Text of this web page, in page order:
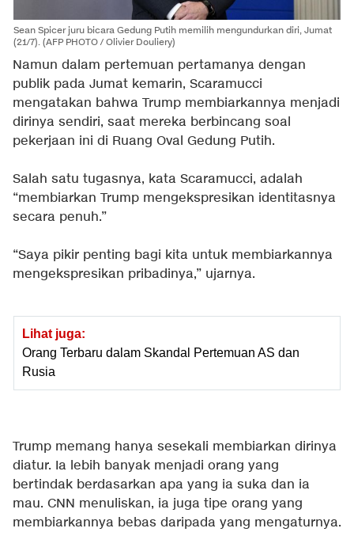
Sean Spicer juru bicara Gedung Putih memilih mengundurkan diri, Jumat
(21/7). (AFP PHOTO / Olivier Douliery)
Namun dalam pertemuan pertamanya dengan
publik pada Jumat kemarin, Scaramucci
mengatakan bahwa Trump membiarkannya menjadi
dirinya sendiri, saat mereka berbincang soal
pekerjaan ini di Ruang Oval Gedung Putih.
Salah satu tugasnya, kata Scaramucci, adalah
“membiarkan Trump mengekspresikan identitasnya
secara penuh.”
“Saya pikir penting bagi kita untuk membiarkannya
mengekspresikan pribadinya,” ujarnya.
Lihat juga:
Orang Terbaru dalam Skandal Pertemuan AS dan
Rusia
Trump memang hanya sesekali membiarkan dirinya
diatur. Ia lebih banyak menjadi orang yang
bertindak berdasarkan apa yang ia suka dan ia
mau. CNN menuliskan, ia juga tipe orang yang
membiarkannya bebas daripada yang mengaturnya.